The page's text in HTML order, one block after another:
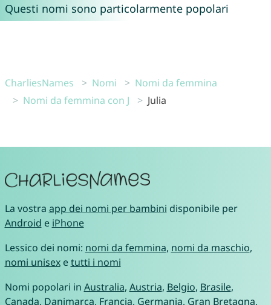
Questi nomi sono particolarmente popolari
CharliesNames Nomi
Nomi da femmina
Nomi da femmina con J
Julia
La vostra app dei nomi per bambini disponibile per
Android e iPhone
Lessico dei nomi: nomi da femmina, nomi da maschio,
nomi unisexetutti i nomi
Nomi popolari in Australia, Austria, Belgio, Brasile,
Canada, Danimarca, Francia, Germania, Gran Bretagna,